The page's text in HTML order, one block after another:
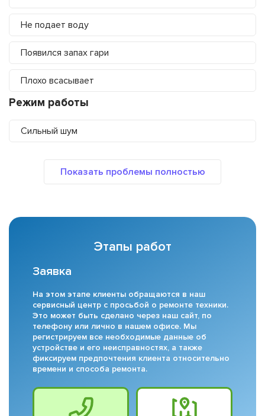
Не подает воду
Появился запах гари
Плохо всасывает
Режим работы
Сильный шум
Этапы работ
Заявка
На этом этапе клиенты обращаются в наш
сервисный центр с просьбой о ремонте техники.
Это может быть сделано через наш сайт, по
телефону или лично в нашем офисе. Мы
регистрируем все необходимые данные об
устройстве и его неисправностях, а также
фиксируем предпочтения клиента относительно
времени и способа ремонта.